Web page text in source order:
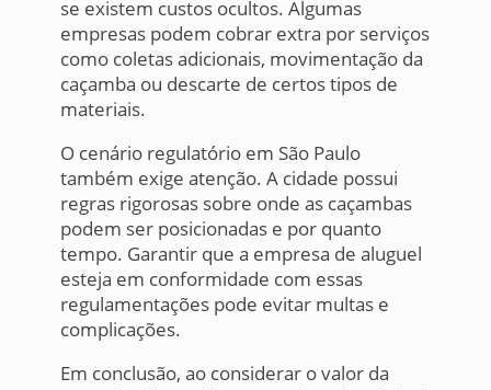
se existem custos ocultos. Algumas
empresas podem cobrar extra por serviços
como coletas adicionais, movimentação da
caçamba ou descarte de certos tipos de
materiais.
O cenário regulatório em São Paulo
também exige atenção. A cidade possui
regras rigorosas sobre onde as caçambas
podem ser posicionadas e por quanto
tempo. Garantir que a empresa de aluguel
esteja em conformidade com essas
regulamentações pode evitar multas e
complicações.
Em conclusão, ao considerar o valor da